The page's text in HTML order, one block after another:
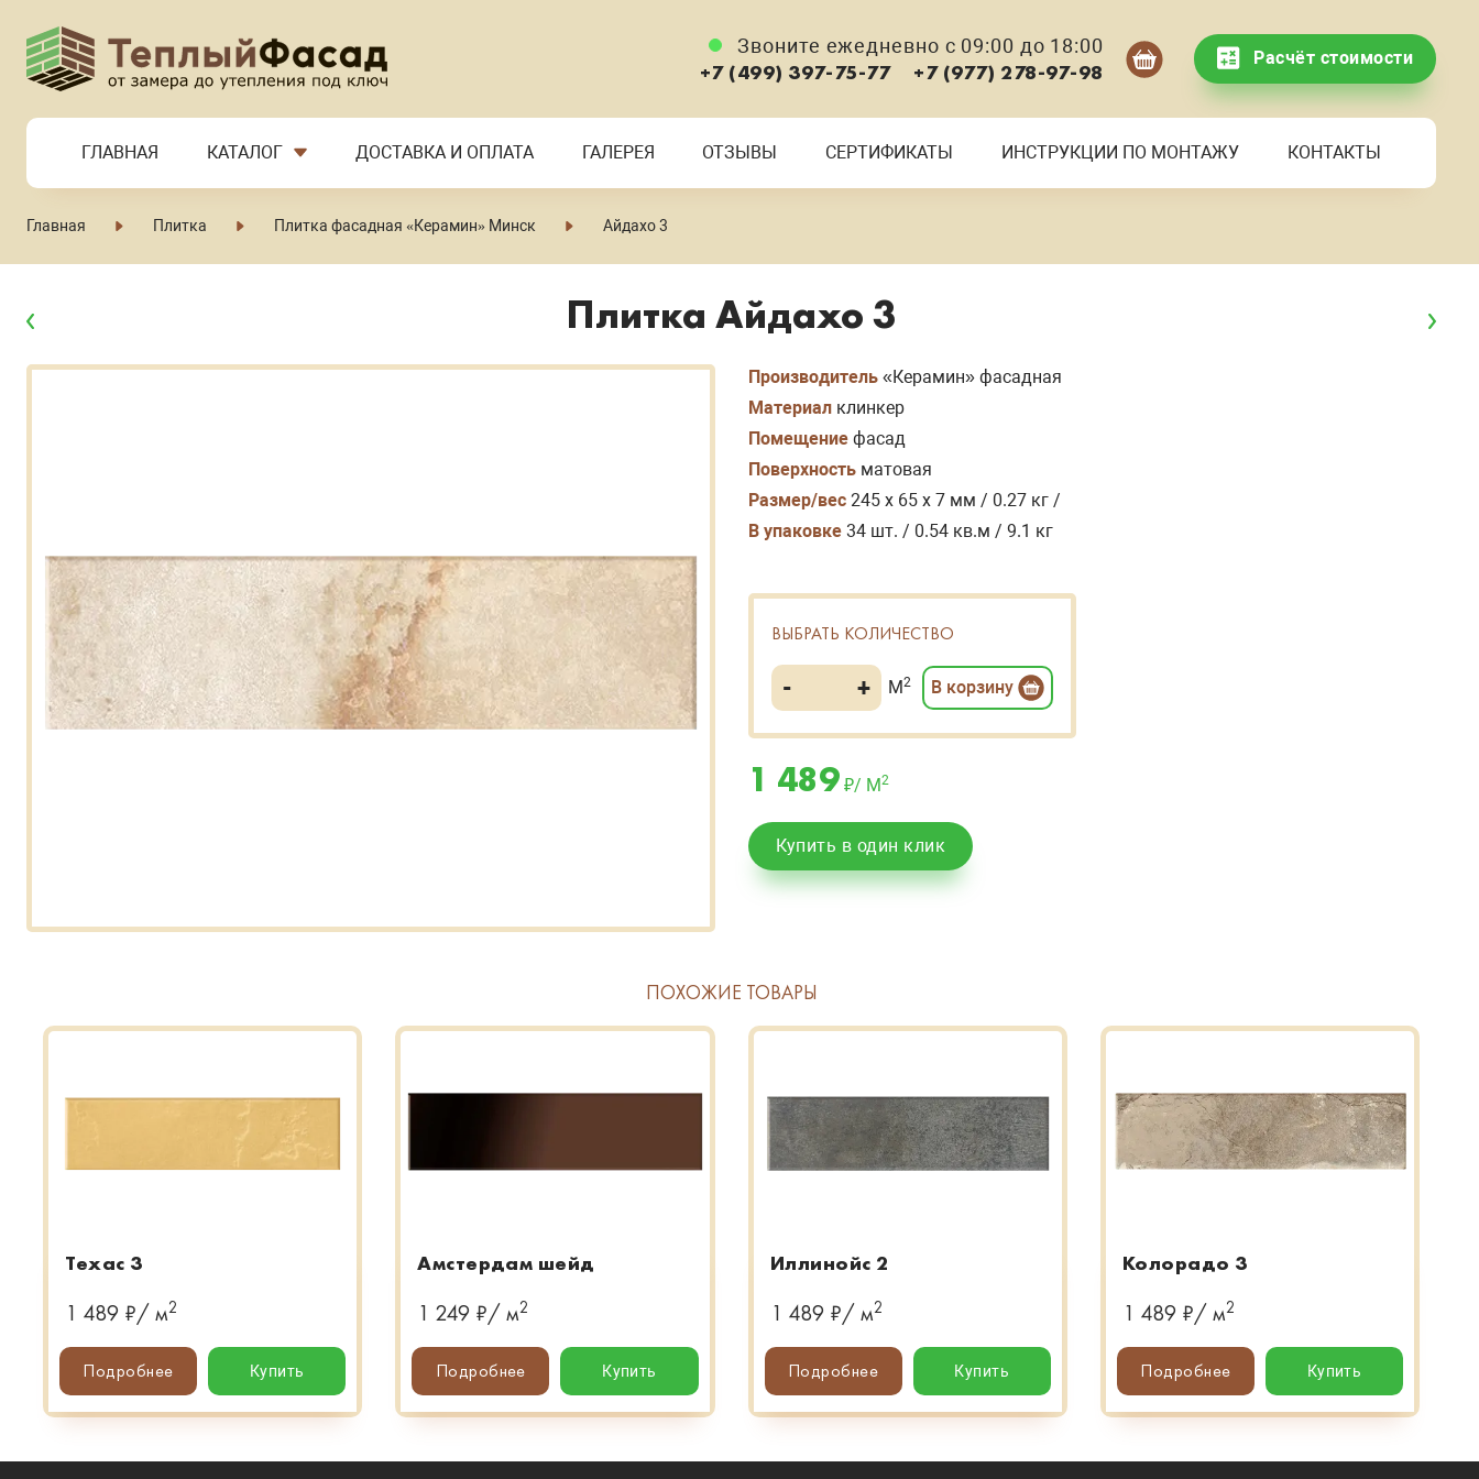
Звоните ежедневно с 09:00 до 18:00
+7 (499) 397-75-77 +7 (977) 278-97-98
Расчёт стоимости
ГЛАВНАЯ КАТАЛОГ ДОСТАВКА И ОПЛАТА ГАЛЕРЕЯ ОТЗЫВЫ СЕРТИФИКАТЫ ИНСТРУКЦИИ ПО МОНТАЖУ КОНТАКТЫ
Главная Плитка Плитка фасадная «Керамин» Минск Айдахо 3
Плитка Айдахо 3
Производитель «Керамин» фасадная
Материал клинкер
Помещение фасад
Поверхность матовая
Размер/вес 245 x 65 x 7 мм / 0.27 кг /
В упаковке 34 шт. / 0.54 кв.м / 9.1 кг
ВЫБРАТЬ КОЛИЧЕСТВО
- + М2 В корзину
1 489₽/ М2
Купить в один клик
ПОХОЖИЕ ТОВАРЫ
Техас 3
1 489 ₽/ м2
Подробнее Купить
Амстердам шейд
1 249 ₽/ м2
Подробнее Купить
Иллинойс 2
1 489 ₽/ м2
Подробнее Купить
Колорадо 3
1 489 ₽/ м2
Подробнее Купить